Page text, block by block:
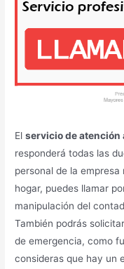
Elservicio de atención
responderá todas las
personal de la
hogar, puedes llamar
manipulación del
También podrás
de emergencia, como
consideras que hay un